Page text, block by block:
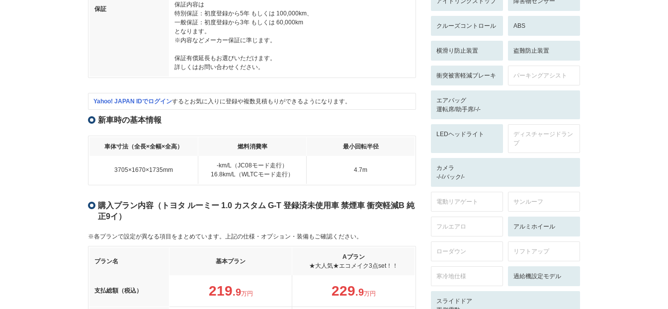
保証
保証内容は
特別保証：初度登録から5年 もしくは 100,000km、
一般保証：初度登録から3年 もしくは 60,000km
となります。
※内容などメーカー保証に準じます。
保証有償延長もお選びいただけます。
詳しくはお問い合わせください。
Yahoo! JAPAN IDでログインするとお気に入りに登録や複数見積もりができるようになります。
新車時の基本情報
車体寸法（全長×全幅×全高） 燃料消費率 最小回転半径
3705×1670×1735mm
-km/L（JC08モード走行）
16.8km/L（WLTCモード走行）
4.7m
購入プラン内容（トヨタ ルーミー 1.0 カスタム G-T 登録済未使用車 禁煙車 衝突軽減B 純
正9イ）
※各プランで設定が異なる項目をまとめています。上記の仕様・オプション・装備もご確認ください。
プラン名 基本プラン
Aプラン
★大人気★エコメイク3点set！！
支払総額（税込） 219.9万円 229.9万円
クルーズコントロール ABS
横滑り防止装置 盗難防止装置
衝突被害軽減ブレーキ パーキングアシスト
エアバッグ
運転席/助手席/-/-
LEDヘッドライト
ディスチャージドラン
プ
カメラ
-/-/バック/-
電動リアゲート サンルーフ
フルエアロ アルミホイール
ローダウン リフトアップ
寒冷地仕様 過給機設定モデル
スライドドア